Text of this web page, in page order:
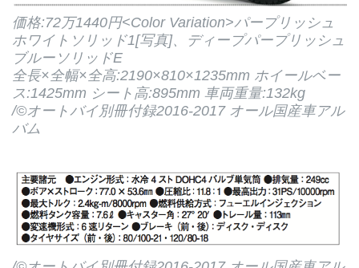
価格:72万1440円<Color Variation>パープリッシュ
ホワイトソリッド1[写真]、ディープパープリッシュ
ブルーソリッドE
全長×全幅×全高:2190×810×1235mm ホイールベー
ス:1425mm シート高:895mm 車両重量:132kg
/©オートバイ別冊付録2016-2017 オール国産車アル
バム